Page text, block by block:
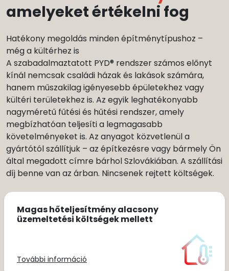
amelyeket értékelni fog
Hatékony megoldás minden építménytípushoz –
még a kültérhez is
A szabadalmaztatott PYD® rendszer számos előnyt
kínál nemcsak családi házak és lakások számára,
hanem műszakilag igényesebb épületekhez vagy
kültéri területekhez is. Az egyik leghatékonyabb
nagyméretű fűtési és hűtési rendszer, amely
megbízhatóan teljesíti a legmagasabb
követelményeket is. Az anyagot közvetlenül a
gyártótól szállítjuk – az építkezésre vagy bármely Ön
által megadott címre bárhol Szlovákiában. A szállítási
díj benne van az árban. Nincsenek rejtett költségek.
Magas hőteljesítmény alacsony
üzemeltetési költségek mellett
További információ